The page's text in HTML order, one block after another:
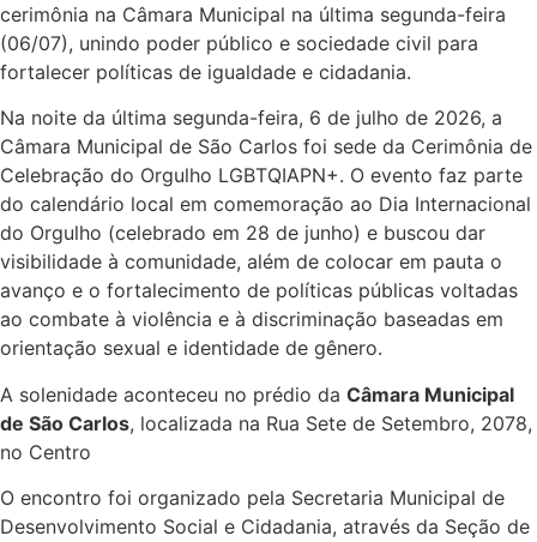
cerimônia na Câmara Municipal na última segunda-feira
(06/07), unindo poder público e sociedade civil para
fortalecer políticas de igualdade e cidadania.
Na noite da última segunda-feira, 6 de julho de 2026, a
Câmara Municipal de São Carlos foi sede da Cerimônia de
Celebração do Orgulho LGBTQIAPN+. O evento faz parte
do calendário local em comemoração ao Dia Internacional
do Orgulho (celebrado em 28 de junho) e buscou dar
visibilidade à comunidade, além de colocar em pauta o
avanço e o fortalecimento de políticas públicas voltadas
ao combate à violência e à discriminação baseadas em
orientação sexual e identidade de gênero.
A solenidade aconteceu no prédio da Câmara Municipal
de São Carlos, localizada na Rua Sete de Setembro, 2078,
no Centro
O encontro foi organizado pela Secretaria Municipal de
Desenvolvimento Social e Cidadania, através da Seção de